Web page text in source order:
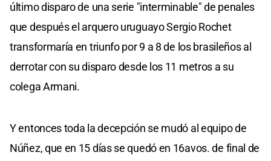
último disparo de una serie "interminable" de penales
que después el arquero uruguayo Sergio Rochet
transformaría en triunfo por 9 a 8 de los brasileños al
derrotar con su disparo desde los 11 metros a su
colega Armani.
Y entonces toda la decepción se mudó al equipo de
Núñez, que en 15 días se quedó en 16avos. de final de